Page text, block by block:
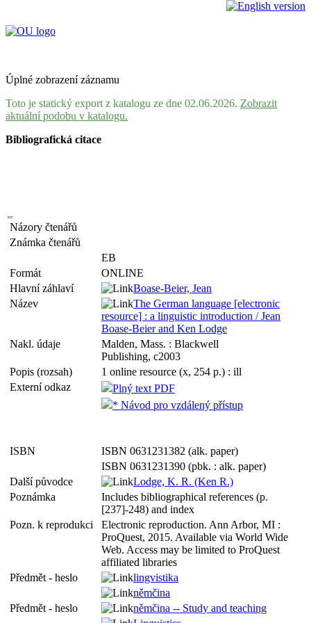
Úplné zobrazení záznamu
Toto je statický export z katalogu ze dne 02.06.2026. Zobrazit
aktuální podobu v katalogu.
Bibliografická citace
Názory čtenářů
Známka čtenářů
EB
Formát
ONLINE
Hlavní záhlaví
Boase-Beier, Jean
Název
The German language [electronic
resource] : a linguistic introduction / Jean
Boase-Beier and Ken Lodge
Nakl. údaje
Malden, Mass. : Blackwell
Publishing, c2003
Popis (rozsah)
1 online resource (x, 254 p.) : ill
Externí odkaz
Plný text PDF
* Návod pro vzdálený přístup
ISBN
ISBN 0631231382 (alk. paper)
ISBN 0631231390 (pbk. : alk. paper)
Další původce
Lodge, K. R. (Ken R.)
Poznámka
Includes bibliographical references (p.
[237]-248) and index
Pozn. k reprodukci
Electronic reproduction. Ann Arbor, MI :
ProQuest, 2015. Available via World Wide
Web. Access may be limited to ProQuest
affiliated libraries
Předmět - heslo
lingvistika
němčina
Předmět - heslo
němčina -- Study and teaching